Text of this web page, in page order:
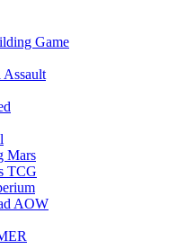
Game
Assault
Mars
TCG
AOW